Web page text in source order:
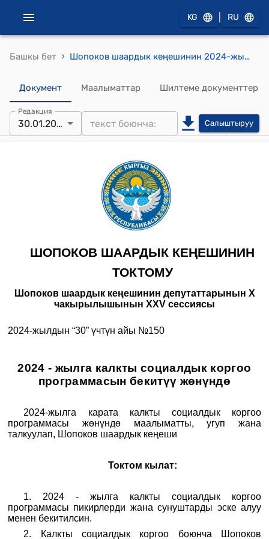
KG RU
Башкы бет › Шопоков шаардык кеңешинин 2024-жылдын “30” үчтүн айы №150 "2024 - жылга калкты социалдык коргоо программасын бекитүү жөнүндө" токтому
Документ Маалыматтар Шилтеме документтер
Редакция
30.01.2024 Салыштыруу